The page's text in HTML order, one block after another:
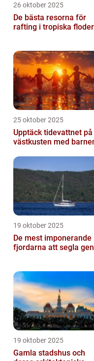
26 oktober 2025
De bästa resorna för
rafting i tropiska floder
25 oktober 2025
Upptäck tidevattnet på
västkusten med
19 oktober 2025
De mest imponerande
fjordarna att segla
19 oktober 2025
Gamla stadshus och